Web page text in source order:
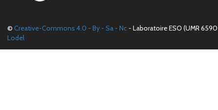
© Creative-Commons 4.0 - By - Sa - Nc - Laboratoire ESO (UMR
Lodel